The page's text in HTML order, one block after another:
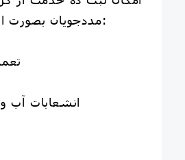
مددجویان بصورت اینترنتی فراهم شده است:
۱-
۲-انشعابات